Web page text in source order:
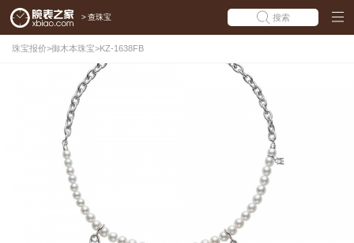
> 查珠宝 搜索
珠宝报价>御木本珠宝>KZ-1638FB